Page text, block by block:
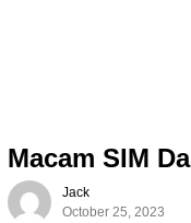
Macam SIM
Jack
October 25, 2023